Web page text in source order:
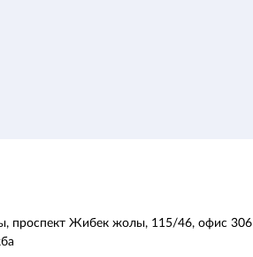
проспект Жибек жолы, 115/46, офис 306